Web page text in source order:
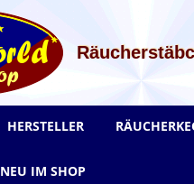
HERSTELLER
NEU IM SHOP